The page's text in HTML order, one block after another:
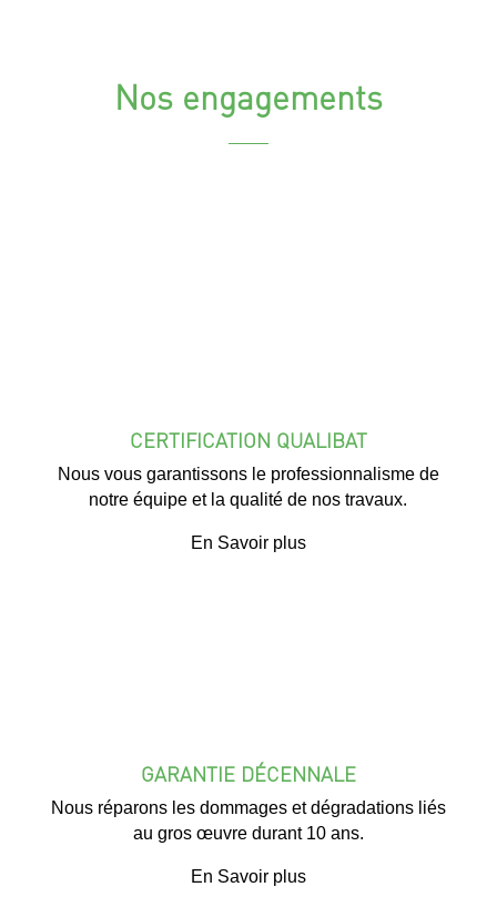
Nos engagements
CERTIFICATION QUALIBAT
Nous vous garantissons le professionnalisme de
notre équipe et la qualité de nos travaux.
En Savoir plus
GARANTIE DÉCENNALE
Nous réparons les dommages et dégradations liés
au gros œuvre durant 10 ans.
En Savoir plus